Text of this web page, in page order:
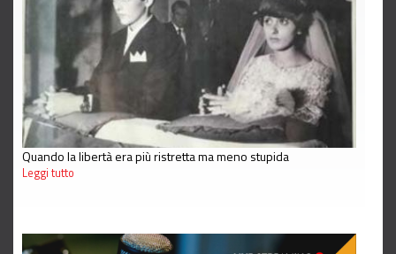
Quando la libertà era più ristretta ma meno stupida
Leggi tutto